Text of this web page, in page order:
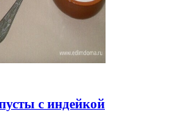
с индейкой